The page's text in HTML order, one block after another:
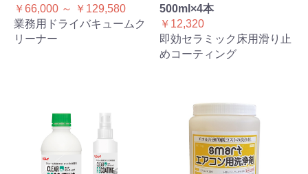
￥66,000 ～ ￥129,580
業務用ドライバキュームク
リーナー
500ml×4本
￥12,320
即効セラミック床用滑り止
めコーティング